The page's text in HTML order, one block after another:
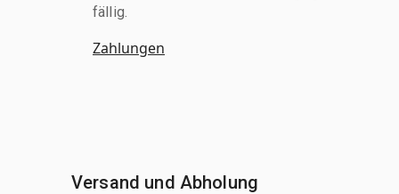
fällig.
Zahlungen
Versand und Abholung